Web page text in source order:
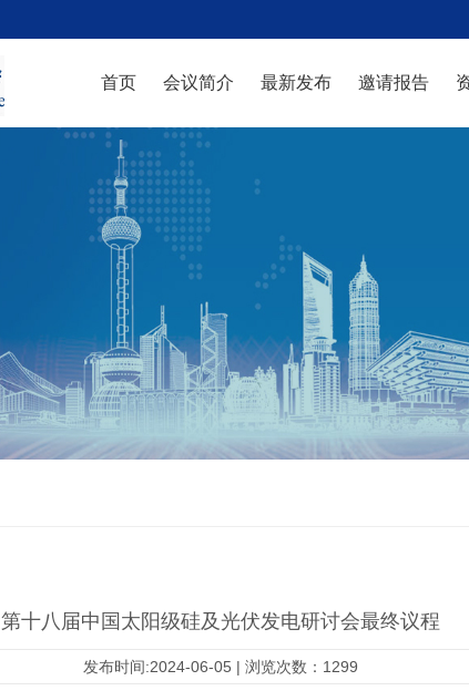
首页 会议简介 最新发布 邀请报告
第十八届中国太阳级硅及光伏发电研讨会最终议程
发布时间:2024-06-05 | 浏览次数：1299